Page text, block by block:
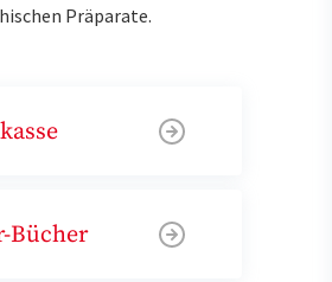
Präparate.
Bücher